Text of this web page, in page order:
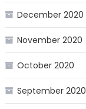
December 2020
November 2020
October 2020
September 2020